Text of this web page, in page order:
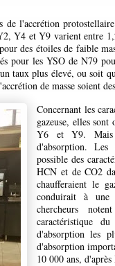
l'accrétion
Y4 et Y9 varient entre
des étoiles de faible
pour les YSO de N79
taux plus élevé, ou soit
de masse soient
Concernant les
gazeuse, elles sont
Y6 et Y9. Mais
d'absorption. Les
possible des
HCN et de CO2
chaufferaient le
conduirait à une
chercheurs
caractéristique
d'absorption les
d'absorption
10 000 ans,